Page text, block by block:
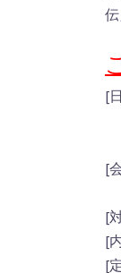
伝
[
[
[
[
[